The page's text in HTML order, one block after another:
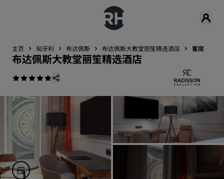
主页 匈牙利 布达佩斯 布达佩斯大教堂丽笙精选酒店 客房
布达佩斯大教堂丽笙精选酒店